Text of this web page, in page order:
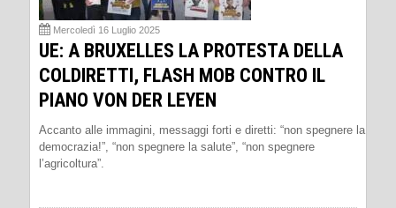
Mercoledì 16 Luglio 2025
UE: A BRUXELLES LA PROTESTA DELLA
COLDIRETTI, FLASH MOB CONTRO IL
PIANO VON DER LEYEN
Accanto alle immagini, messaggi forti e diretti: “non spegnere la
democrazia!”, “non spegnere la salute”, “non spegnere
l’agricoltura”.